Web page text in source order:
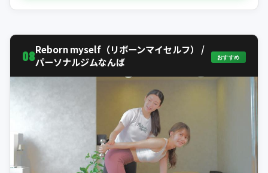
08Reborn myself（リボーンマイセルフ） /
パーソナルジムなんば
おすすめ